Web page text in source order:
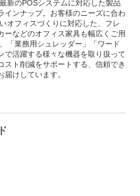
新のPOSシステムに対応した製品
インナップ。お客様のニーズに合わ
オフィスづくりに対応した、フレ
ーなどのオフィス家具も幅広くご用
「業務用シュレッダー」「ワード
で活躍する様々な機器を取り扱って
スト削減をサポートする、信頼でき
けしています。